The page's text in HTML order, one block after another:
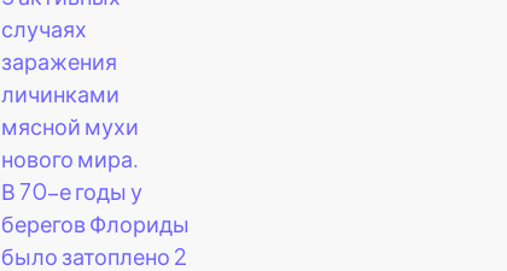
случаях
заражения
личинками
мясной мухи
нового мира.
В 70-е годы у
берегов Флориды
было затоплено 2